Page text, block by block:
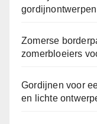
Zomerse
zomerbloeiers
Gordijnen voor
en lichte